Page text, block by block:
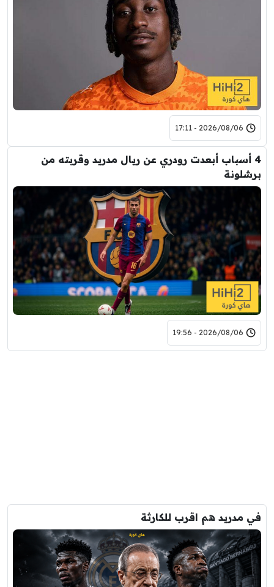
2026/08/06 - 17:11
4 أسباب أبعدت رودري عن ريال مدريد وقربته من
برشلونة
2026/08/06 - 19:56
في مدريد هم اقرب للكارثة